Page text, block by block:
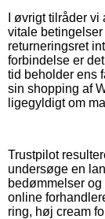
I øvrigt tilråder
vitale
returneringsret
forbindelse er
tid beholder ens
sin shopping af
ligegyldigt om
Trustpilot
undersøge en
bedømmelser
online
ring, høj cream